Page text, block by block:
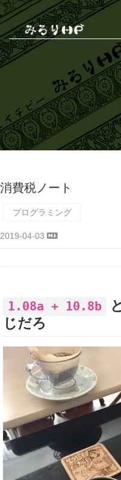
消費税ノート
プログラミング
2019-04-03
1.08a + 10.8b
じだろ